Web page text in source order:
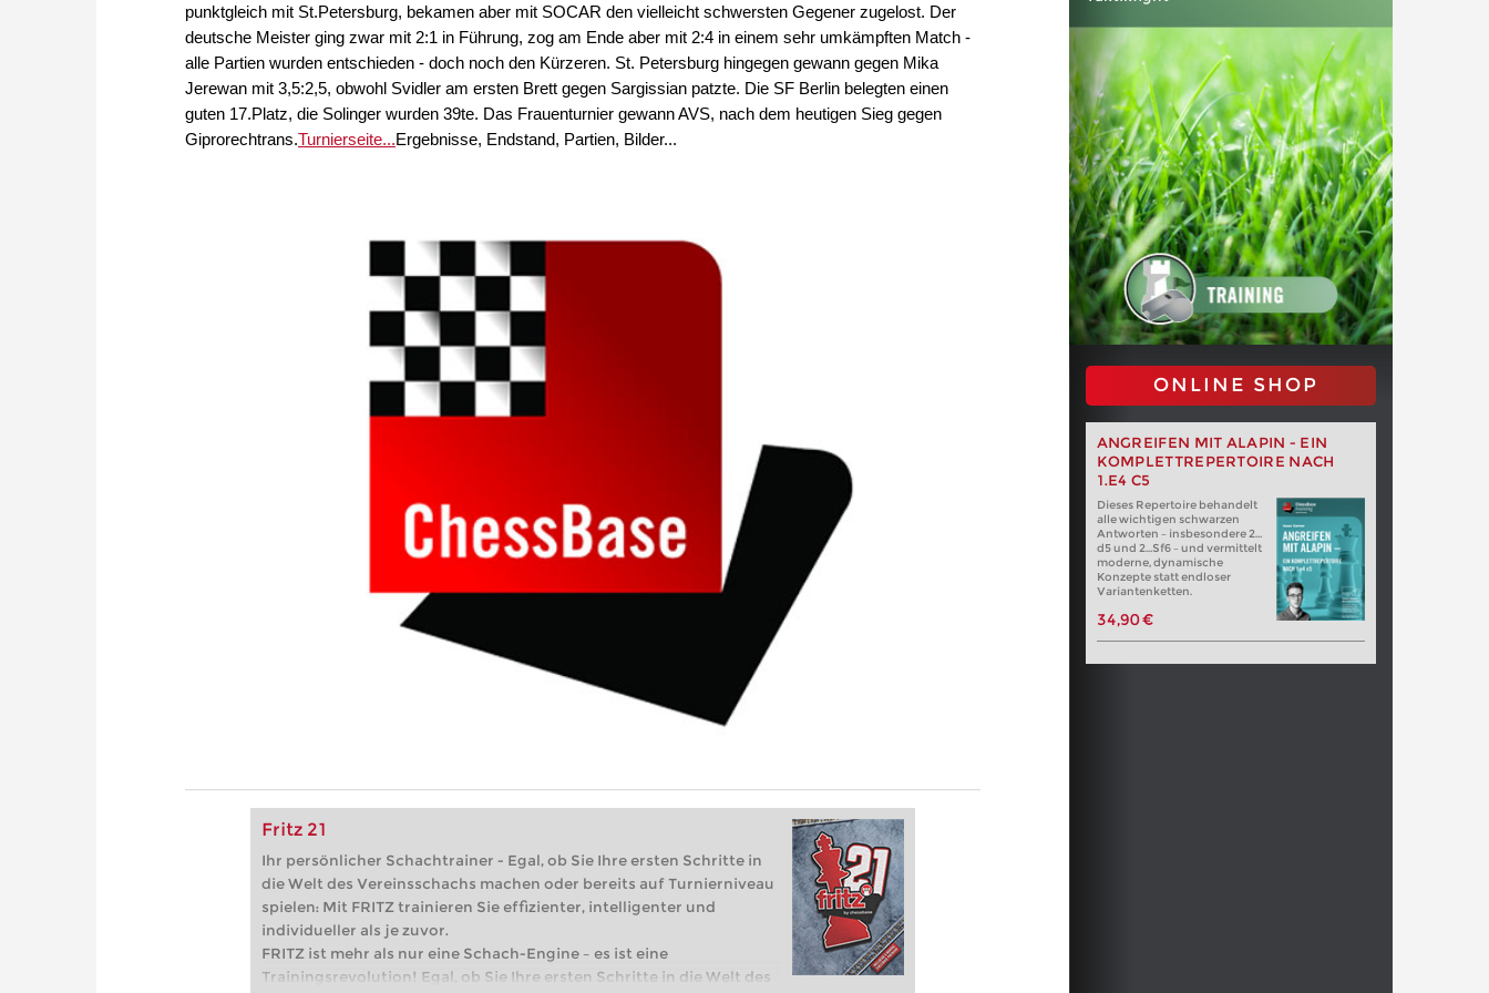
punktgleich mit St.Petersburg, bekamen aber mit SOCAR den vielleicht schwersten Gegener zugelost. Der
deutsche Meister ging zwar mit 2:1 in Führung, zog am Ende aber mit 2:4 in einem sehr umkämpften Match -
alle Partien wurden entschieden - doch noch den Kürzeren. St. Petersburg hingegen gewann gegen Mika
Jerewan mit 3,5:2,5, obwohl Svidler am ersten Brett gegen Sargissian patzte. Die SF Berlin belegten einen
guten 17.Platz, die Solinger wurden 39te. Das Frauenturnier gewann AVS, nach dem heutigen Sieg gegen
Giprorechtrans.Turnierseite...Ergebnisse, Endstand, Partien, Bilder...
Fritz 21
Ihr persönlicher Schachtrainer - Egal, ob Sie Ihre ersten Schritte in
die Welt des Vereinsschachs machen oder bereits auf Turnierniveau
spielen: Mit FRITZ trainieren Sie effizienter, intelligenter und
individueller als je zuvor.
FRITZ ist mehr als nur eine Schach-Engine – es ist eine
Trainingsrevolution! Egal, ob Sie Ihre ersten Schritte in die Welt des
ONLINE SHOP
ANGREIFEN MIT ALAPIN - EIN
KOMPLETTREPERTOIRE NACH
1.E4 C5
Dieses Repertoire behandelt
alle wichtigen schwarzen
Antworten – insbesondere 2…
d5 und 2…Sf6 – und vermittelt
moderne, dynamische
Konzepte statt endloser
Variantenketten.
34,90 €